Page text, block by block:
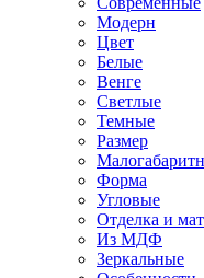
Модерн
Цвет
Белые
Венге
Светлые
Темные
Размер
Форма
Угловые
Отделка и
Из МДФ
Зеркальные